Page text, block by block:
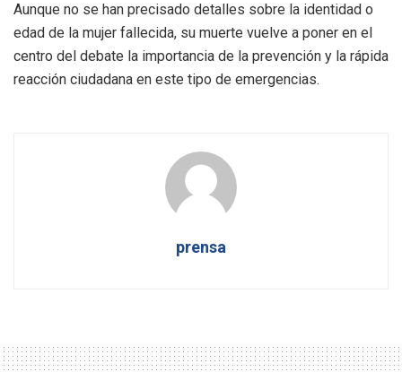
Aunque no se han precisado detalles sobre la identidad o
edad de la mujer fallecida, su muerte vuelve a poner en el
centro del debate la importancia de la prevención y la rápida
reacción ciudadana en este tipo de emergencias.
prensa